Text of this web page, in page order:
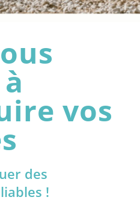
vos
des
!